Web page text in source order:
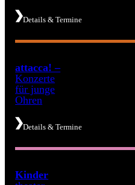
Details & Termine
attacca! –
Konzerte
für junge
Ohren
Details & Termine
Kinder­​